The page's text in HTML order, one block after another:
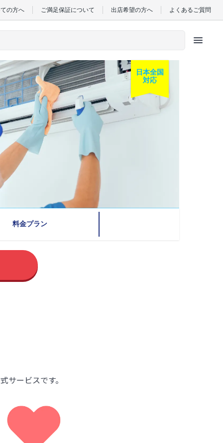
の方へ ご満足保証について 出店希望の方へ よくあるご質問
menu
日本全国
対応
料金プラン
サービスです。